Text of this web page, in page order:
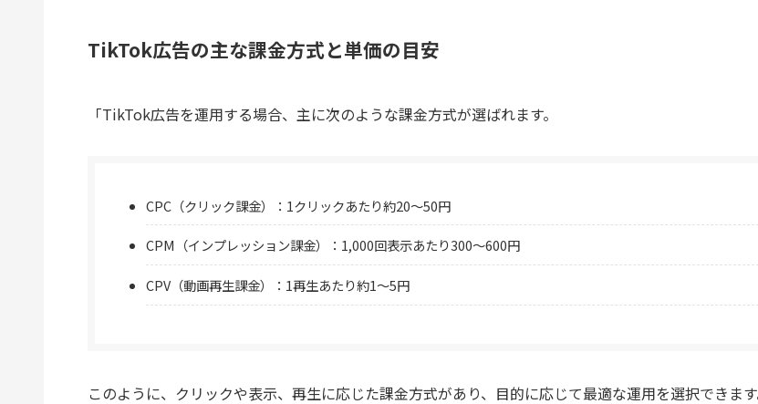
TikTok広告の主な課金方式と単価の目安
「TikTok広告を運用する場合、主に次のような課金方式が選ばれます。
CPC（クリック課金）：1クリックあたり約20〜50円
CPM（インプレッション課金）：1,000回表示あたり300〜600円
CPV（動画再生課金）：1再生あたり約1〜5円
このように、クリックや表示、再生に応じた課金方式があり、目的に応じて最適な運用を選択できます